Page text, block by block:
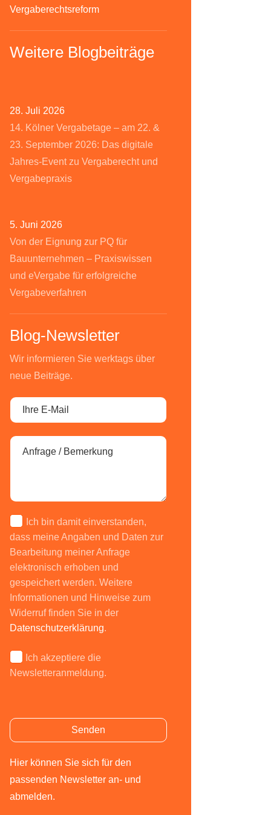
Vergaberechtsreform
Weitere Blogbeiträge
28. Juli 2026
14. Kölner Vergabetage – am 22. &
23. September 2026: Das digitale
Jahres-Event zu Vergaberecht und
Vergabepraxis
5. Juni 2026
Von der Eignung zur PQ für
Bauunternehmen – Praxiswissen
und eVergabe für erfolgreiche
Vergabeverfahren
Blog-Newsletter
Wir informieren Sie werktags über
neue Beiträge.
Ich bin damit einverstanden,
dass meine Angaben und Daten zur
Bearbeitung meiner Anfrage
elektronisch erhoben und
gespeichert werden. Weitere
Informationen und Hinweise zum
Widerruf finden Sie in der
Datenschutzerklärung.
Ich akzeptiere die
Newsletteranmeldung.
Hier können Sie sich für den
passenden Newsletter an- und
abmelden.